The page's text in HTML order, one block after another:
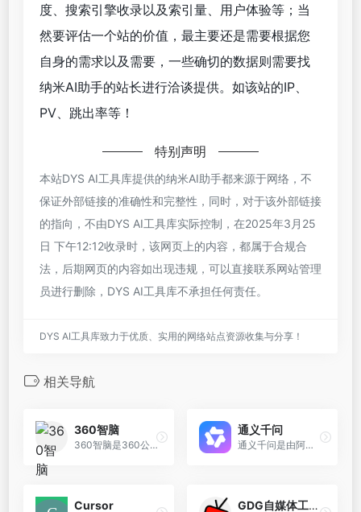
度、搜索引擎收录以及索引量、用户体验等；当
然要评估一个站的价值，最主要还是需要根据您
自身的需求以及需要，一些确切的数据则需要找
纳米AI助手的站长进行洽谈提供。如该站的IP、
PV、跳出率等！
特别声明
本站DYS AI工具库提供的纳米AI助手都来源于网络，不
保证外部链接的准确性和完整性，同时，对于该外部链接
的指向，不由DYS AI工具库实际控制，在2025年3月25
日 下午12:12收录时，该网页上的内容，都属于合规合
法，后期网页的内容如出现违规，可以直接联系网站管理
员进行删除，DYS AI工具库不承担任何责任。
DYS AI工具库致力于优质、实用的网络站点资源收集与分享！
相关导航
360智脑
360智脑是360公司开发的大型AI模型，目前处于内测阶段，提供多种智能服务和功能。
通义千问
通义千问是由阿里云推出的一种超大规模语言模型，它可以理解和回答各种领域的问题，包括常见、复杂甚至是少见的问题。
Cursor GDG自媒体工作台